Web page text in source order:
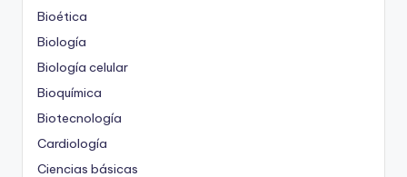
Bioética
Biología
Biología celular
Bioquímica
Biotecnología
Cardiología
Ciencias básicas